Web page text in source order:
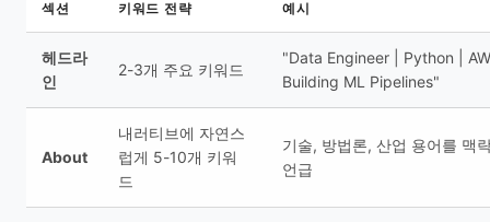
섹션 키워드 전략 예시
헤드라
인
2-3개 주요 키워드
"Data Engineer | Python |
Building ML Pipelines"
About
내러티브에 자연스
럽게 5-10개 키워
드
기술, 방법론, 산업 용어를 맥
언급